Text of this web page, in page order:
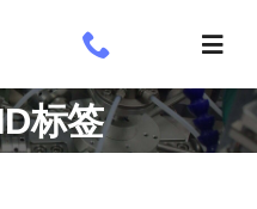
切
换
导
航
们标签